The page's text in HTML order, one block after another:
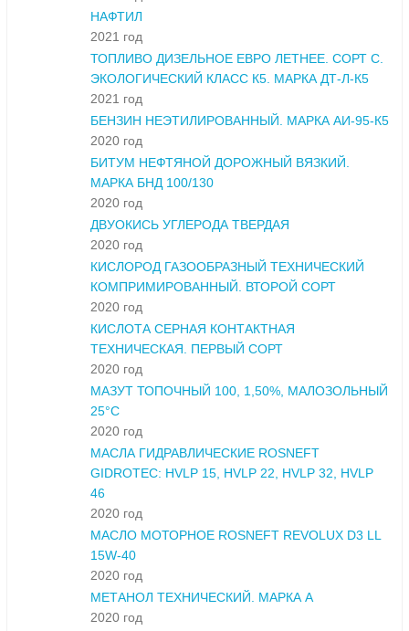
НАФТИЛ
2021 год
ТОПЛИВО ДИЗЕЛЬНОЕ ЕВРО ЛЕТНЕЕ. СОРТ С.
ЭКОЛОГИЧЕСКИЙ КЛАСС К5. МАРКА ДТ-Л-К5
2021 год
БЕНЗИН НЕЭТИЛИРОВАННЫЙ. МАРКА АИ-95-К5
2020 год
БИТУМ НЕФТЯНОЙ ДОРОЖНЫЙ ВЯЗКИЙ.
МАРКА БНД 100/130
2020 год
ДВУОКИСЬ УГЛЕРОДА ТВЕРДАЯ
2020 год
КИСЛОРОД ГАЗООБРАЗНЫЙ ТЕХНИЧЕСКИЙ
КОМПРИМИРОВАННЫЙ. ВТОРОЙ СОРТ
2020 год
КИСЛОТА СЕРНАЯ КОНТАКТНАЯ
ТЕХНИЧЕСКАЯ. ПЕРВЫЙ СОРТ
2020 год
МАЗУТ ТОПОЧНЫЙ 100, 1,50%, МАЛОЗОЛЬНЫЙ
25°С
2020 год
МАСЛА ГИДРАВЛИЧЕСКИЕ ROSNEFT
GIDROTEC: HVLP 15, HVLP 22, HVLP 32, HVLP
46
2020 год
МАСЛО МОТОРНОЕ ROSNEFT REVOLUX D3 LL
15W-40
2020 год
МЕТАНОЛ ТЕХНИЧЕСКИЙ. МАРКА А
2020 год